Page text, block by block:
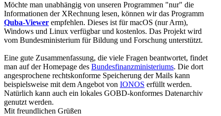
Möchte man unabhängig von unseren Programmen "nur" die
Informationen der XRechnung lesen, können wir das Programm
Quba-Viewer empfehlen. Dieses ist für macOS (nur Arm),
Windows und Linux verfügbar und kostenlos. Das Projekt wird
vom Bundesministerium für Bildung und Forschung unterstützt.
Eine gute Zusammenfassung, die viele Fragen beantwortet, findet
man auf der Homepage des Bundesfinanzministeriums. Die dort
angesprochene rechtskonforme Speicherung der Mails kann
beispielsweise mit dem Angebot von IONOS erfüllt werden.
Natürlich kann auch ein lokales GOBD-konformes Datenarchiv
genutzt werden.
Mit freundlichen Grüßen